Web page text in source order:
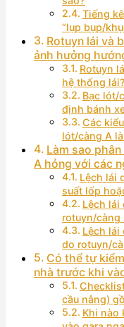
Tiếng
“lụp bụp/
Rotuyn lái và
ảnh hưởng
Rotuyn
hệ thống lái?
Bạc lót/
định bánh
Các
lót/càng A
Làm sao
A hỏng với các
Lệch lái
suất lốp
Lệch lái
rotuyn/càng
Lệch lái
do rotuyn/
Có thể tự
nhà trước khi
cầu nâng)
Khi nào